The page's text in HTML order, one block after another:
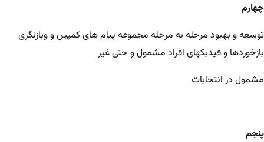
چهارم
توسعه و بهبود مرحله به مرحله مجموعه پیام های کمپین و وبازنگری
بازخوردها و فیدبکهای افراد مشمول و حتی غیر
مشمول در انتخابات
پنجم